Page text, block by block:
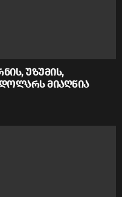
უზუმის,
მიაღწია